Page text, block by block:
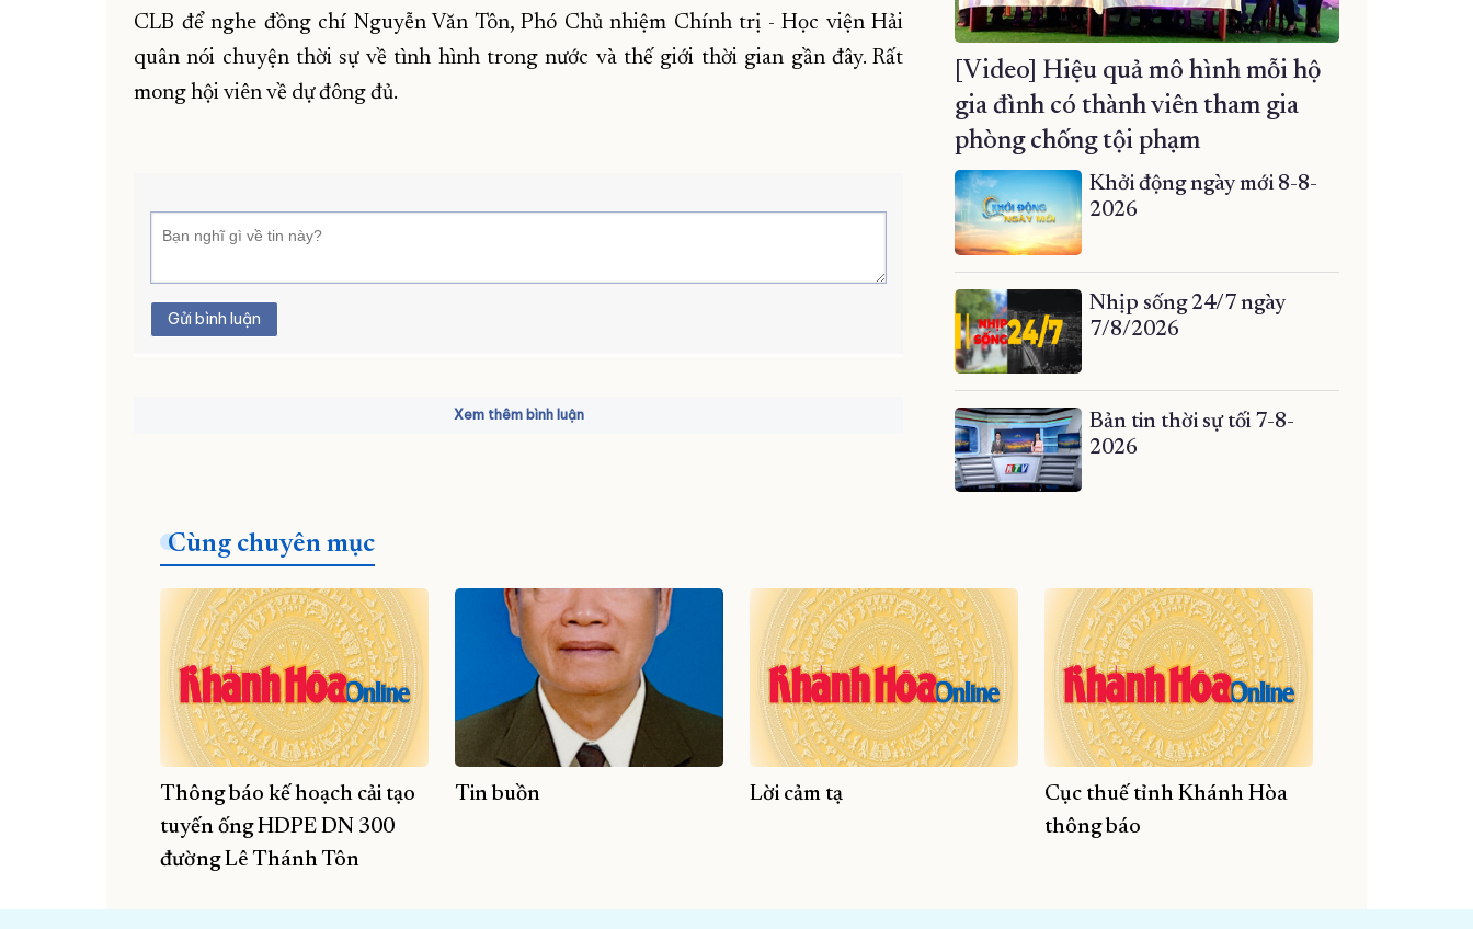
CLB để nghe đồng chí Nguyễn Văn Tôn, Phó Chủ nhiệm Chính trị - Học viện Hải
quân nói chuyện thời sự về tình hình trong nước và thế giới thời gian gần đây. Rất
mong hội viên về dự đông đủ.
Gửi bình luận
Xem thêm bình luận
[Video] Hiệu quả mô hình mỗi hộ
gia đình có thành viên tham gia
phòng chống tội phạm
Khởi động ngày mới 8-8-
2026
Nhịp sống 24/7 ngày
7/8/2026
Bản tin thời sự tối 7-8-
2026
Cùng chuyên mục
Thông báo kế hoạch cải tạo
tuyến ống HDPE DN 300
đường Lê Thánh Tôn
Tin buồn Lời cảm tạ
Cục thuế tỉnh Khánh Hòa
thông báo